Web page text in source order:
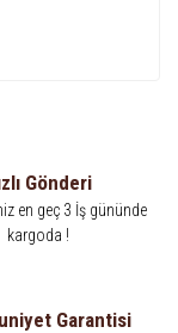
Gönderi
en geç 3 İş gününde
kargoda !
Garantisi